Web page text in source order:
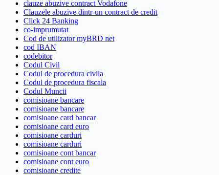
clauze abuzive contract Vodafone
Clauzele abuzive dintr-un contract de credit
Click 24 Banking
co-imprumutat
Cod de utilizator myBRD net
cod IBAN
codebitor
Codul Civil
Codul de procedura civila
Codul de procedura fiscala
Codul Muncii
comisioane bancare
comisioane bancare
comisioane card bancar
comisioane card euro
comisioane carduri
comisioane carduri
comisioane cont bancar
comisioane cont euro
comisioane credite